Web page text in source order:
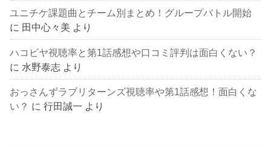
ユニチケ課題曲とチーム別まとめ！グループバトル開始
に 田中心々美 より
ハコビヤ視聴率と第1話感想や口コミ評判は面白くない？
に 水野泰志 より
おっさんずラブリターンズ視聴率や第1話感想！面白くな
い？ に行田誠一 より